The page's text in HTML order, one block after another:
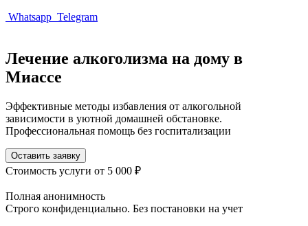
Whatsapp Telegram
Лечение алкоголизма на дому в
Миассе
Эффективные методы избавления от алкогольной
зависимости в уютной домашней обстановке.
Профессиональная помощь без госпитализации
Оставить заявку
Стоимость услуги от 5 000 ₽
Полная анонимность
Строго конфиденциально. Без постановки на учет